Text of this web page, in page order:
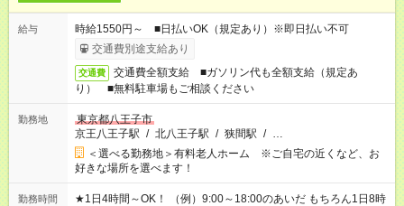
給与
時給1550円～ ■日払いOK（規定あり）※即日払い不可
交通費別途支給あり
交通費
交通費全額支給 ■ガソリン代も全額支給（規定あ
り） ■無料駐車場もご相談ください
勤務地
東京都八王子市
京王八王子駅 / 北八王子駅 / 狭間駅 / …
＜選べる勤務地＞有料老人ホーム ※ご自宅の近くなど、お
好きな場所を選べます！
勤務時間
★1日4時間～OK！ （例）9:00～18:00のあいだ もちろん1日8時